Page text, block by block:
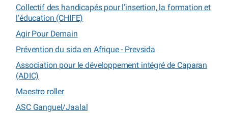
Collectif des handicapés pour l’insertion, la formation et
l’éducation (CHIFE)
Agir Pour Demain
Prévention du sida en Afrique - Prevsida
Association pour le développement intégré de Caparan
(ADIC)
Maestro roller
ASC Ganguel/Jaalal